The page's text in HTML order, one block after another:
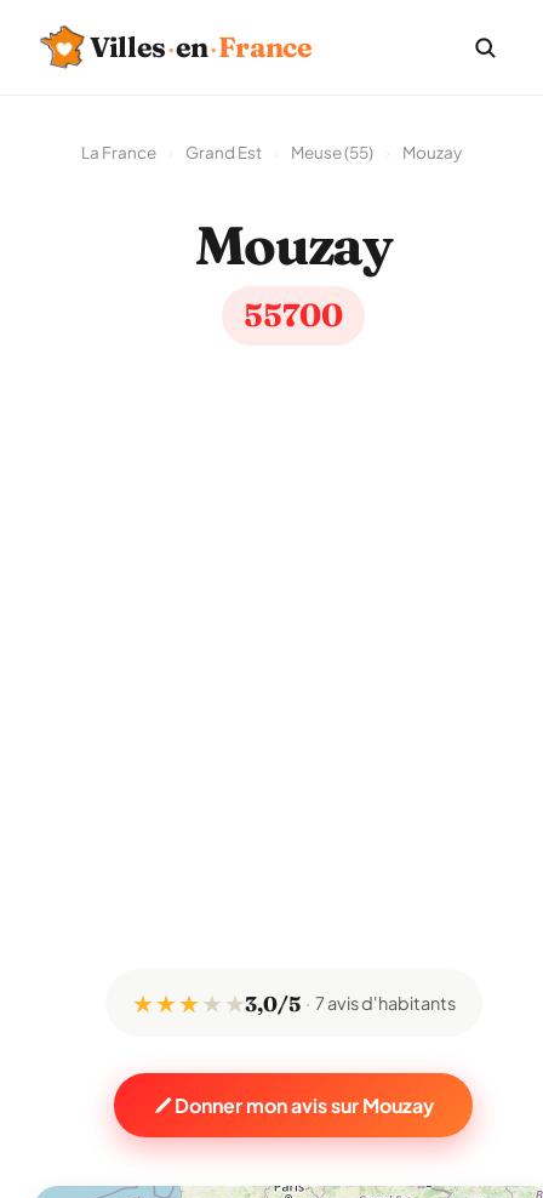
Villes·en·France
La France Grand Est Meuse (55) Mouzay
Mouzay
55700
★ ★ ★★ ★3,0/5 7 avis d'habitants
Donner mon avis sur Mouzay